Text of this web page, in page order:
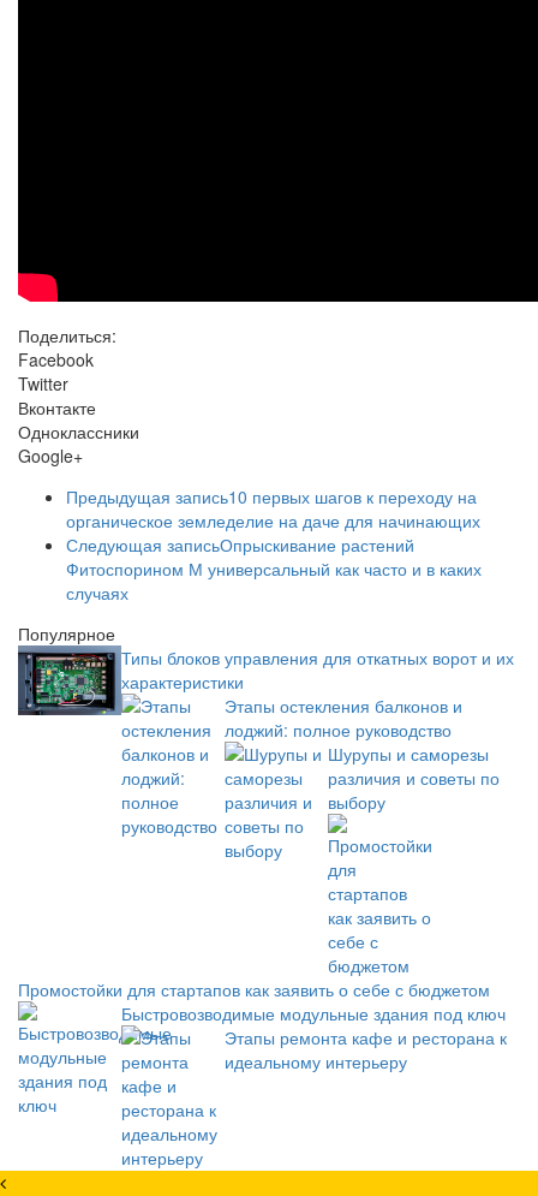
Поделиться:
Facebook
Twitter
Вконтакте
Одноклассники
Google+
Предыдущая запись10 первых шагов к переходу на
органическое земледелие на даче для начинающих
Следующая записьОпрыскивание растений
Фитоспорином М универсальный как часто и в каких
случаях
Популярное
Типы блоков управления для откатных ворот и их
характеристики
Этапы остекления балконов и
лоджий: полное руководство
Шурупы и саморезы
различия и советы по
выбору
Промостойки для стартапов как заявить о себе с бюджетом
Быстровозводимые модульные здания под ключ
Этапы ремонта кафе и ресторана к
идеальному интерьеру